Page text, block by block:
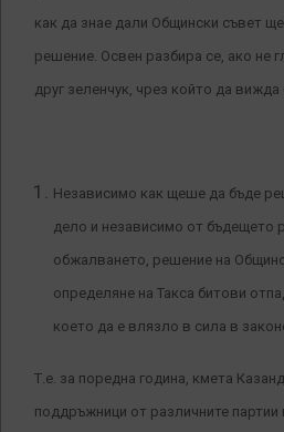
как да знае дали Общински съвет
решение. Освен разбира се, ако не
друг зеленчук, чрез който да
Независимо как щеше да бъде
дело и независимо от бъдещето
обжалването, решение на
определяне на Такса битови
което да е влязло в сила в
Т.е. за поредна година, кмета
поддръжници от различните